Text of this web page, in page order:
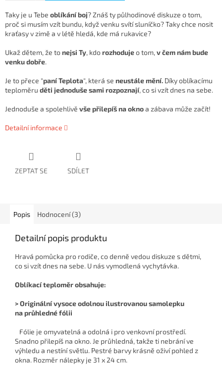
Taky je u Tebe oblíkání boj? Znáš ty půlhodinové diskuze o tom,
proč si musím vzít bundu, když venku svítí sluníčko? Taky chce nosit
kraťasy v zimě a v létě hledá, kde má rukavice?
Ukaž dětem, že tonejsi Ty, kdorozhodujeo tom, v čem nám bude
venku dobře.
Je to přece "paní Teplota", která se neustále mění. Díky oblíkacímu
teploměru děti jednoduše sami rozpoznají, co si vzít dnes na sebe.
Jednoduše a spolehlivě vše přilepíš na oknoa zábava může začít!
Detailní informace
ZEPTAT SE SDÍLET
Popis Hodnocení (3)
Detailní popis produktu
Hravá pomůcka pro rodiče, co denně vedou diskuze s dětmi,
co si vzít dnes na sebe. U nás vymodlená vychytávka.
Oblíkací teploměr obsahuje:
>Originální vysoce odolnou ilustrovanou samolepku
naprůhledné fólii
Fólie je omyvatelná a odolná i pro venkovní prostředí.
Snadno přilepíš na okno. Je průhledná, takže ti nebrání ve
výhledu a nestíní světlu. Pestré barvy krásně oživí pohled z
okna. Rozměr nálepky je 31 x 24 cm.